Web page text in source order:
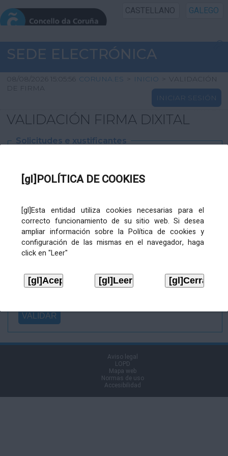
[gl]POLÍTICA DE COOKIES
[gl]Esta entidad utiliza cookies necesarias para el
correcto funcionamiento de su sitio web. Si desea
ampliar información sobre la Política de cookies y
configuración de las mismas en el navegador, haga
click en "Leer"
CASTELLANO GALEGO
INICIO SEDE
INICIO
INFORMACIÓN PÚBLICA
SEDE ELECTRÓNICA
08/08/2026 15:05:56 CORUNA.ES > INICIO >
VALIDACIÓN
DE FIRMA
INICIAR SESIÓN
VALIDACIÓN FIRMA DIXITAL
Solicitudes e xustificantes
XML
Ficheiros varios
Ficheiro
asinado:
firma (.p7s):
Aviso legal
LOPD
Mapa web
Normas de uso
Accesibilidad